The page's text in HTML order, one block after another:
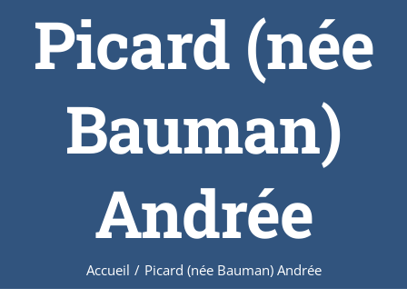
Picard (née
Bauman)
Andrée
Accueil / Picard (née Bauman) Andrée